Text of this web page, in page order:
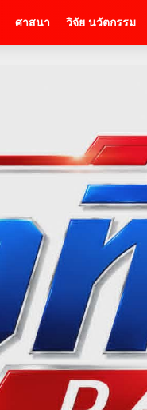
ศาสนา วิจัย นวัตกรรม